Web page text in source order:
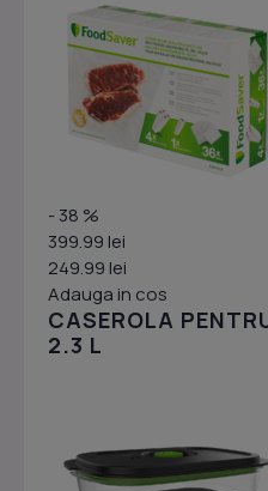
- 38 %
399.99 lei
249.99 lei
Adauga in cos
CASEROLA
2.3 L